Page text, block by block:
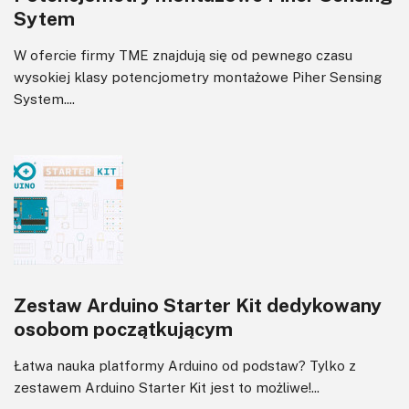
Zasilanie
Sytem
W ofercie firmy TME znajdują się od pewnego czasu
wysokiej klasy potencjometry montażowe Piher Sensing
System....
Zestaw Arduino Starter Kit dedykowany
osobom początkującym
Łatwa nauka platformy Arduino od podstaw? Tylko z
zestawem Arduino Starter Kit jest to możliwe!...